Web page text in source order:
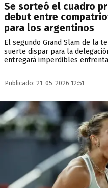
Se sorteó el cuadro
debut entre
para los argentinos
El segundo Grand Slam de la
suerte dispar para la
entregará imperdibles
Publicado: 21-05-2026 12:51